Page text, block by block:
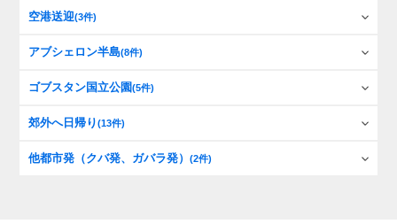
空港送迎(3件)
アブシェロン半島(8件)
ゴブスタン国立公園(5件)
郊外へ日帰り(13件)
他都市発（クバ発、ガバラ発）(2件)